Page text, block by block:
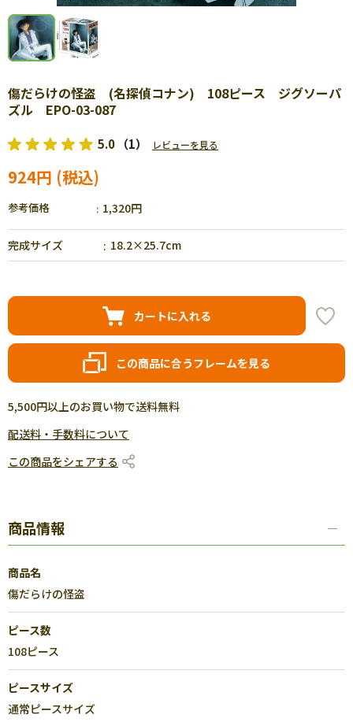
傷だらけの怪盗 (名探偵コナン) 108ピース ジグソーパ
ズル EPO-03-087
5.0 （1） レビューを見る
924円
参考価格 1,320円
完成サイズ 18.2×25.7cm
カートに入れる
この商品に合うフレームを見る
5,500円以上のお買い物で送料無料
配送料・手数料について
この商品をシェアする
商品情報
商品名
傷だらけの怪盗
ピース数
108ピース
ピースサイズ
通常ピースサイズ